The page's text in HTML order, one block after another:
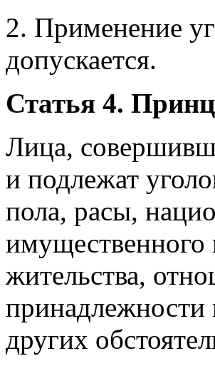
2. Применение
допускается.
Статья 4.
Лица,
и подлежат
пола, расы,
имущественного
жительства,
других